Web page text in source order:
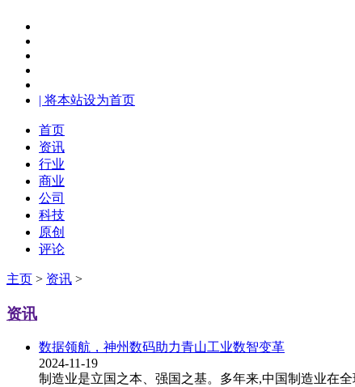
| 将本站设为首页
首页
资讯
行业
商业
公司
科技
原创
评论
主页 > 资讯 >
资讯
数据领航，神州数码助力青山工业数智变革
2024-11-19
制造业是立国之本、强国之基。多年来,中国制造业在